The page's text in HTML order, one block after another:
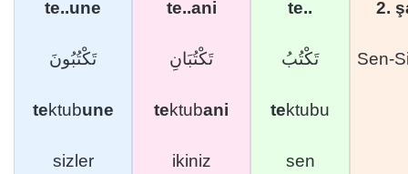
te..une
تَكْتُبُونَ
tektubune
sizler
te..ani
تَكْتُبَانِ
tektubani
ikiniz
te..
تَكْتُبُ
tektubu
sen
2.
Sen-